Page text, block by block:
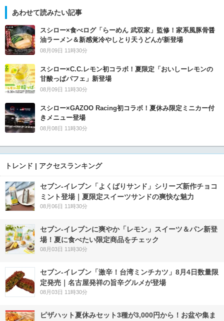
あわせて読みたい記事
スシロー×食べログ「らーめん 武双家」監修！家系風豚骨醤
油ラーメン＆新感覚冷やしとり天うどんが新登場
08月09日 11時30分
スシロー×C.C.レモン初コラボ！夏限定「おいしーレモンの
甘酸っぱパフェ」新登場
08月09日 11時30分
スシロー×GAZOO Racing初コラボ！夏休み限定ミニカー付
きメニュー登場
08月08日 11時30分
トレンド | アクセスランキング
セブン‐イレブン「よくばりサンド」シリーズ新作チョコ
ミント登場｜夏限定スイーツサンドの爽快な魅力
08月06日 11時30分
セブン‐イレブンに爽やか「レモン」スイーツ＆パン新登
場！夏に食べたい限定商品をチェック
08月03日 11時30分
セブン-イレブン「激辛！台湾ミンチカツ」8月4日数量限
定発売｜名古屋発祥の旨辛グルメが登場
08月03日 11時30分
ピザハット夏休みセット3種が3,000円から！お盆や集ま